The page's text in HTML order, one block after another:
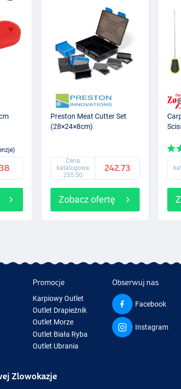
Preston Meat Cutter Set
(28×24×8cm)
Cena
katalogowa
255.50
242.73
Zobacz ofertę
Promocje
Karpiowy Outlet
Outlet Drapieżnik
Outlet Morze
Outlet Biała Ryba
Outlet Ubrania
Obserwuj nas
Facebook
Instagram
Zlowokazje